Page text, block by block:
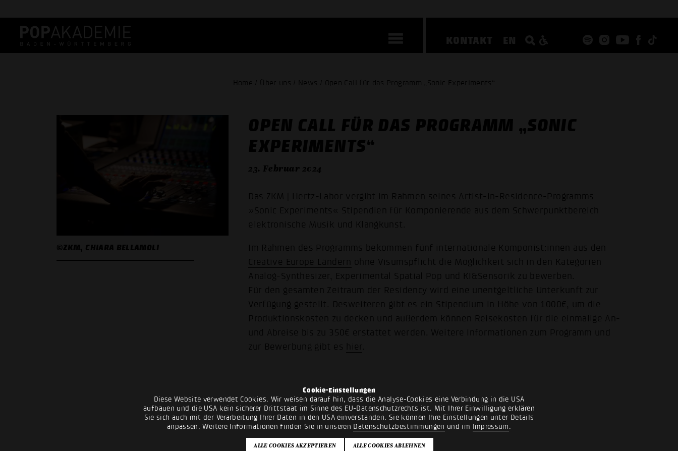
Cookie-Einstellungen
Diese Website verwendet Cookies. Wir weisen darauf hin, dass die Analyse-Cookies eine Verbindung in die USA
aufbauen und die USA kein sicherer Drittstaat im Sinne des EU-Datenschutzrechts ist. Mit Ihrer Einwilligung erklären
Sie sich auch mit der Verarbeitung Ihrer Daten in den USA einverstanden. Sie können Ihre Einstellungen unter Details
anpassen. Weitere Informationen finden Sie in unseren Datenschutzbestimmungen und im Impressum.
KONTAKT EN
Home / Über uns / News / Open Call für das Programm „Sonic Experiments“
©ZKM, CHIARA BELLAMOLI
OPEN CALL FÜR DAS PROGRAMM „SONIC
EXPERIMENTS“
23. Februar 2024
Das ZKM | Hertz-Labor vergibt im Rahmen seines Artist-in-Residence-Programms
»Sonic Experiments« Stipendien für Komponierende aus dem Schwerpunktbereich
elektronische Musik und Klangkunst.
Im Rahmen des Programms bekommen fünf internationale Komponist:innen aus den
Creative Europe Ländern ohne Visumspflicht die Möglichkeit sich in den Kategorien
Analog-Synthesizer, Experimental Spatial Pop und KI&Sensorik zu bewerben.
Für den gesamten Zeitraum der Residency wird eine unentgeltliche Unterkunft zur
Verfügung gestellt. Desweiteren gibt es ein Stipendium in Höhe von 1000€, um die
Produktionskosten zu decken und außerdem können Reisekosten für die einmalige An-
und Abreise bis zu 350€ erstattet werden. Weitere Informationen zum Programm und
zur Bewerbung gibt es hier.